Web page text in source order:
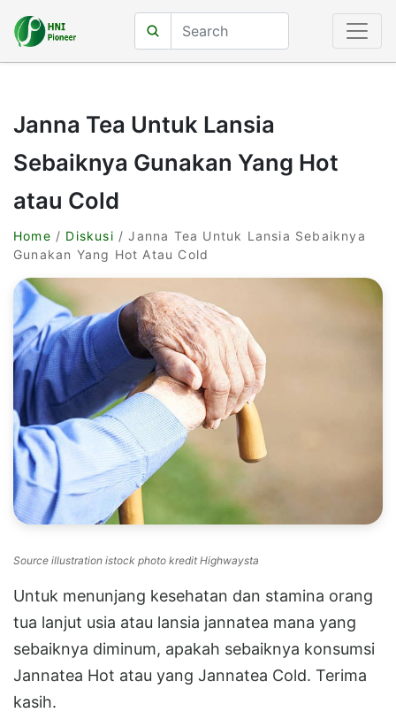
Janna Tea Untuk Lansia
Sebaiknya Gunakan Yang Hot
atau Cold
Home / Diskusi / Janna Tea Untuk Lansia Sebaiknya
Gunakan Yang Hot Atau Cold
Source illustration istock photo kredit Highwaysta
Untuk menunjang kesehatan dan stamina orang
tua lanjut usia atau lansia jannatea mana yang
sebaiknya diminum, apakah sebaiknya konsumsi
Jannatea Hot atau yang Jannatea Cold. Terima
kasih.